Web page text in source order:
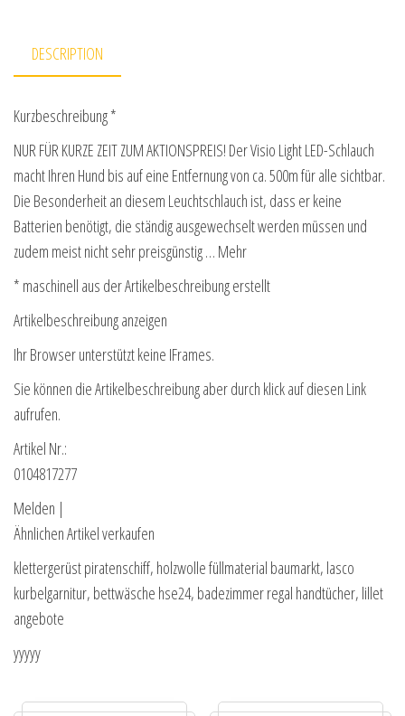
DESCRIPTION
Kurzbeschreibung *
NUR FÜR KURZE ZEIT ZUM AKTIONSPREIS! Der Visio Light LED-Schlauch
macht Ihren Hund bis auf eine Entfernung von ca. 500m für alle sichtbar.
Die Besonderheit an diesem Leuchtschlauch ist, dass er keine
Batterien benötigt, die ständig ausgewechselt werden müssen und
zudem meist nicht sehr preisgünstig … Mehr
* maschinell aus der Artikelbeschreibung erstellt
Artikelbeschreibung anzeigen
Ihr Browser unterstützt keine IFrames.
Sie können die Artikelbeschreibung aber durch klick auf diesen Link
aufrufen.
Artikel Nr.:
0104817277
Melden |
Ähnlichen Artikel verkaufen
klettergerüst piratenschiff, holzwolle füllmaterial baumarkt, lasco
kurbelgarnitur, bettwäsche hse24, badezimmer regal handtücher, lillet
angebote
yyyyy